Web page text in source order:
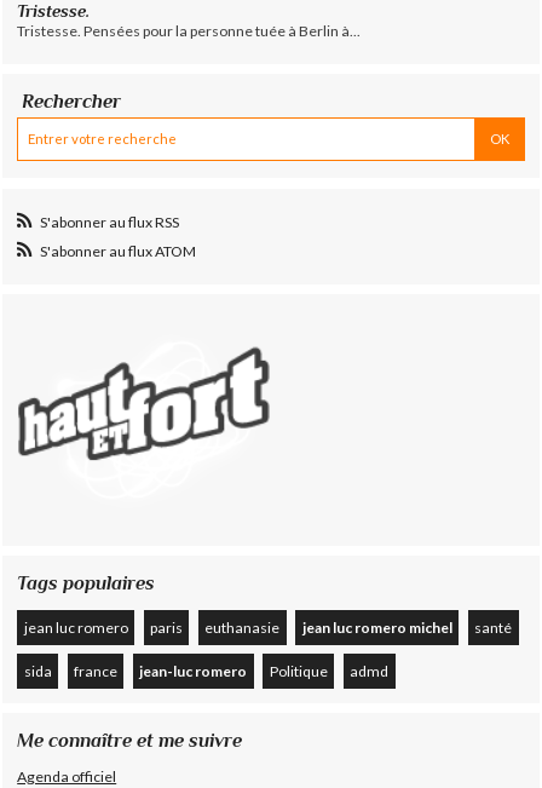
Tristesse.
Tristesse. Pensées pour la personne tuée à Berlin à...
Rechercher
S'abonner au flux RSS
S'abonner au flux ATOM
Tags populaires
jean luc romero paris euthanasie jean luc romero michel santé
sida france jean-luc romero Politique admd
Me connaître et me suivre
Agenda officiel